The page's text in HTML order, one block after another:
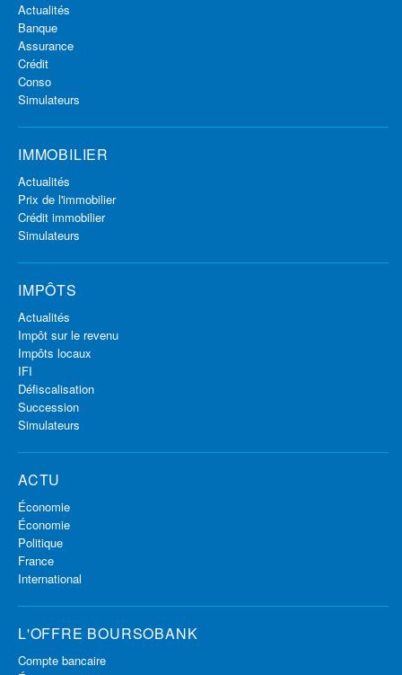
Actualités
Banque
Assurance
Crédit
Conso
Simulateurs
IMMOBILIER
Actualités
Prix de l'immobilier
Crédit immobilier
Simulateurs
IMPÔTS
Actualités
Impôt sur le revenu
Impôts locaux
IFI
Défiscalisation
Succession
Simulateurs
ACTU
Économie
Économie
Politique
France
International
L'OFFRE BOURSOBANK
Compte bancaire